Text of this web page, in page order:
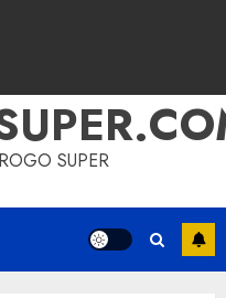
SUPER